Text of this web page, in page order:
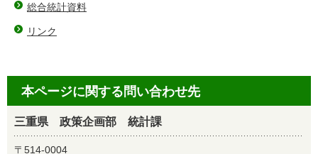
総合統計資料
リンク
本ページに関する問い合わせ先
三重県 政策企画部 統計課
〒514-0004